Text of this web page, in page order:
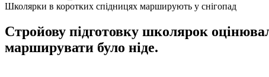
Школярки в коротких спідницях марширують у снігопад
Стройову підготовку школярок
марширувати було ніде.